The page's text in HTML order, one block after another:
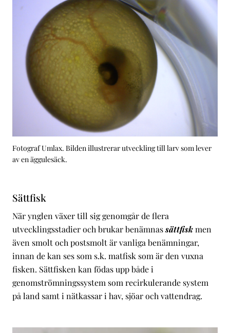
Fotograf Umlax. Bilden illustrerar utveckling till larv som lever
av en äggulesäck.
Sättfisk
När ynglenväxer till sig genomgår de flera
utvecklingsstadier och brukar benämnassättfiskmen
även smolt och postsmolt är vanliga benämningar,
innan de kan ses som s.k. matfisk som är den vuxna
fisken. Sättfisken kan födas upp både i
genomströmningssystem som recirkulerande system
på land samt i nätkassar i hav, sjöar och vattendrag.